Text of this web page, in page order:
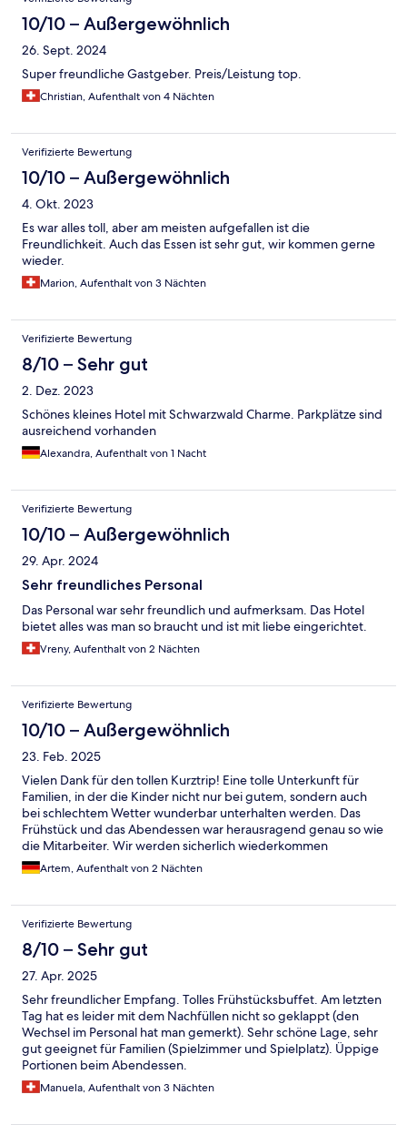
10/10 – Außergewöhnlich
26. Sept. 2024
Super freundliche Gastgeber. Preis/Leistung top.
Christian, Aufenthalt von 4 Nächten
Verifizierte Bewertung
10/10 – Außergewöhnlich
4. Okt. 2023
Es war alles toll, aber am meisten aufgefallen ist die
Freundlichkeit. Auch das Essen ist sehr gut, wir kommen gerne
wieder.
Marion, Aufenthalt von 3 Nächten
Verifizierte Bewertung
8/10 – Sehr gut
2. Dez. 2023
Schönes kleines Hotel mit Schwarzwald Charme. Parkplätze sind
ausreichend vorhanden
Alexandra, Aufenthalt von 1 Nacht
Verifizierte Bewertung
10/10 – Außergewöhnlich
29. Apr. 2024
Sehr freundliches Personal
Das Personal war sehr freundlich und aufmerksam. Das Hotel
bietet alles was man so braucht und ist mit liebe eingerichtet.
Vreny, Aufenthalt von 2 Nächten
Verifizierte Bewertung
10/10 – Außergewöhnlich
23. Feb. 2025
Vielen Dank für den tollen Kurztrip! Eine tolle Unterkunft für
Familien, in der die Kinder nicht nur bei gutem, sondern auch
bei schlechtem Wetter wunderbar unterhalten werden. Das
Frühstück und das Abendessen war herausragend genau so wie
die Mitarbeiter. Wir werden sicherlich wiederkommen
Artem, Aufenthalt von 2 Nächten
Verifizierte Bewertung
8/10 – Sehr gut
27. Apr. 2025
Sehr freundlicher Empfang. Tolles Frühstücksbuffet. Am letzten
Tag hat es leider mit dem Nachfüllen nicht so geklappt (den
Wechsel im Personal hat man gemerkt). Sehr schöne Lage, sehr
gut geeignet für Familien (Spielzimmer und Spielplatz). Üppige
Portionen beim Abendessen.
Manuela, Aufenthalt von 3 Nächten